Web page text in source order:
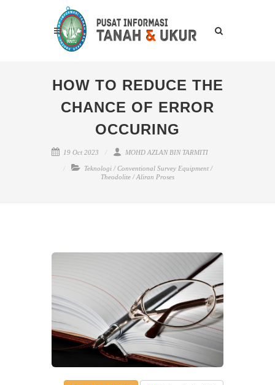
HOW TO REDUCE THE
CHANCE OF ERROR
OCCURING
19 Oct 2023 MOHD AZLAN BIN TARMITI
Teknologi/Conventional Survey Equipment/
Theodolite /Aliran Proses